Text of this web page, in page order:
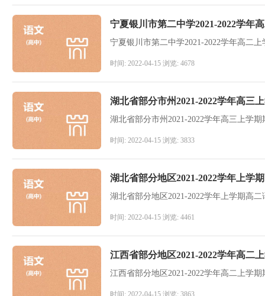
宁夏银川市第二中学2021-2022学年
宁夏银川市第二中学2021-2022学年高二
时间: 2022-04-15 浏览: 4678
湖北省部分市州2021-2022学年高三
湖北省部分市州2021-2022学年高三上学
时间: 2022-04-15 浏览: 3833
湖北省部分地区2021-2022学年上学
湖北省部分地区2021-2022学年上学期高
时间: 2022-04-15 浏览: 4461
江西省部分地区2021-2022学年高二
江西省部分地区2021-2022学年高二上学
时间: 2022-04-15 浏览: 3863